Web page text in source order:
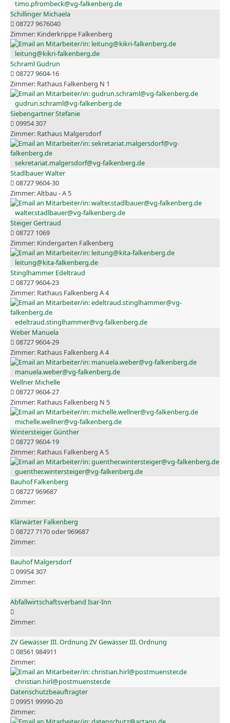
timo.pfrombeck@vg-falkenberg.de
Schillinger Michaela
08727 9676040
Kinderkrippe Falkenberg
leitung@kikri-falkenberg.de
Schraml Gudrun
08727 9604-16
Rathaus Falkenberg N 1
gudrun.schraml@vg-falkenberg.de
Siebengartner Stefanie
09954 307
Rathaus Malgersdorf
sekretariat.malgersdorf@vg-falkenberg.de
Stadlbauer Walter
08727 9604-30
Altbau - A 5
walter.stadlbauer@vg-falkenberg.de
Steiger Gertraud
08727 1069
Kindergarten Falkenberg
leitung@kita-falkenberg.de
Stinglhammer Edeltraud
08727 9604-23
Rathaus Falkenberg A 4
edeltraud.stinglhammer@vg-falkenberg.de
Weber Manuela
08727 9604-29
Rathaus Falkenberg A 4
manuela.weber@vg-falkenberg.de
Wellner Michelle
08727 9604-27
Rathaus Falkenberg N 5
michelle.wellner@vg-falkenberg.de
Wintersteiger Günther
08727 9604-19
Rathaus Falkenberg A 5
guenther.wintersteiger@vg-falkenberg.de
Bauhof Falkenberg
08727 969687
Klärwärter Falkenberg
08727 7170 oder 969687
Bauhof Malgersdorf
09954 307
Abfallwirtschaftsverband Isar-Inn
ZV Gewässer III. Ordnung ZV Gewässer III. Ordnung
08561 984911
christian.hirl@postmuenster.de
Datenschutzbeauftragter
09951 99990-20